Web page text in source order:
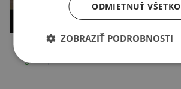
ODMIETNUŤ VŠETKO
ZOBRAZIŤ PODROBNOSTI